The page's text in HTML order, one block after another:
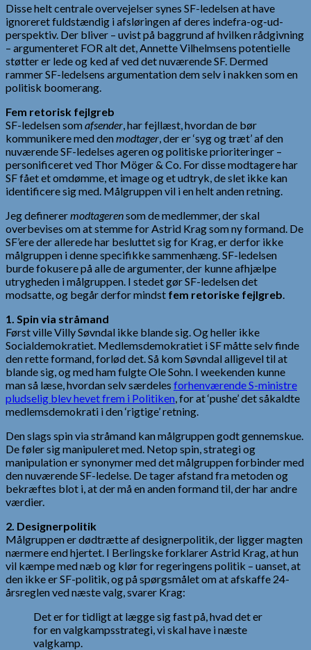
Disse helt centrale overvejelser synes SF-ledelsen at have
ignoreret fuldstændig i afsløringen af deres indefra-og-ud-
perspektiv. Der bliver – uvist på baggrund af hvilken rådgivning
– argumenteret FOR alt det, Annette Vilhelmsens potentielle
støtter er lede og ked af ved det nuværende SF. Dermed
rammer SF-ledelsens argumentation dem selv i nakken som en
politisk boomerang.
Fem retorisk fejlgreb
SF-ledelsen somafsender, har fejllæst, hvordan de bør
kommunikere med denmodtager, der er ‘syg og træt’ af den
nuværende SF-ledelses ageren og politiske prioriteringer –
personificeret ved Thor Möger & Co. For disse modtagere har
SF fået et omdømme, et image og et udtryk, de slet ikke kan
identificere sig med. Målgruppen vil i en helt anden retning.
Jeg definerermodtagerensom de medlemmer, der skal
overbevises om at stemme for Astrid Krag som ny formand. De
SF’ere der allerede har besluttet sig for Krag, er derfor ikke
målgruppen i denne specifikke sammenhæng. SF-ledelsen
burde fokusere på alle de argumenter, der kunne afhjælpe
utrygheden i målgruppen. I stedet gør SF-ledelsen det
modsatte, og begår derfor mindst fem retoriske fejlgreb.
1. Spin via stråmand
Først ville Villy Søvndal ikke blande sig. Og heller ikke
Socialdemokratiet. Medlemsdemokratiet i SF måtte selv finde
den rette formand, forlød det. Så kom Søvndal alligevel til at
blande sig, og med ham fulgte Ole Sohn. I weekenden kunne
man så læse, hvordan selv særdeles forhenværende S-ministre
pludselig blev hevet frem i Politiken, for at ‘pushe’ det såkaldte
medlemsdemokrati i den ‘rigtige’ retning.
Den slags spin via stråmand kan målgruppen godt gennemskue.
De føler sig manipuleret med. Netop spin, strategi og
manipulation er synonymer med det målgruppen forbinder med
den nuværende SF-ledelse. De tager afstand fra metoden og
bekræftes blot i, at der må en anden formand til, der har andre
værdier.
2. Designerpolitik
Målgruppen er dødtrætte af designerpolitik, der ligger magten
nærmere end hjertet. I Berlingske forklarer Astrid Krag, at hun
vil kæmpe med næb og klør for regeringens politik – uanset, at
den ikke er SF-politik, og på spørgsmålet om at afskaffe 24-
årsreglen ved næste valg, svarer Krag:
Det er for tidligt at lægge sig fast på, hvad det er
for en valgkampsstrategi, vi skal have i næste
valgkamp.